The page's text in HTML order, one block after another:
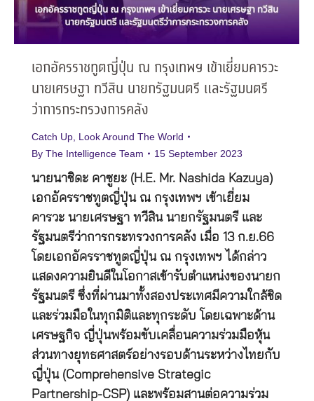
เอกอัครราชทูตญี่ปุ่น ณ กรุงเทพฯ เข้าเยี่ยมคารวะ
นายเศรษฐา ทวีสิน นายกรัฐมนตรี และรัฐมนตรี
ว่าการกระทรวงการคลัง
Catch Up Look Around The World
By The Intelligence Team 15 September 2023
นายนาชิดะ คาซูยะ (H.E. Mr. Nashida Kazuya)
เอกอัครราชทูตญี่ปุ่น ณ กรุงเทพฯ เข้าเยี่ยม
คารวะ นายเศรษฐา ทวีสิน นายกรัฐมนตรี และ
รัฐมนตรีว่าการกระทรวงการคลัง เมื่อ 13 ก.ย.66
โดยเอกอัครราชทูตญี่ปุ่น ณ กรุงเทพฯ ได้กล่าว
แสดงความยินดีในโอกาสเข้ารับตำแหน่งของนายก
รัฐมนตรี ซึ่งที่ผ่านมาทั้งสองประเทศมีความใกล้ชิด
และร่วมมือในทุกมิติและทุกระดับ โดยเฉพาะด้าน
เศรษฐกิจ ญี่ปุ่นพร้อมขับเคลื่อนความร่วมมือหุ้น
ส่วนทางยุทธศาสตร์อย่างรอบด้านระหว่างไทยกับ
ญี่ปุ่น (Comprehensive Strategic
Partnership-CSP) และพร้อมสานต่อความร่วม